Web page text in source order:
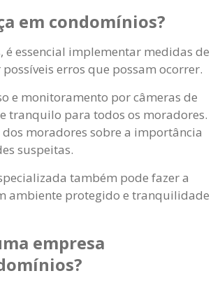
em condomínios?
essencial implementar medidas de
erros que possam ocorrer.
e monitoramento por câmeras de
tranquilo para todos os moradores.
moradores sobre a importância
suspeitas.
também pode fazer a
ambiente protegido e tranquilidade
empresa